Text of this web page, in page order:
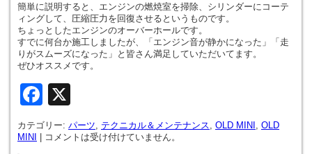
簡単に説明すると、エンジンの燃焼室を掃除、シリンダーにコーテ
ィングして、圧縮圧力を回復させるというものです。
ちょっとしたエンジンのオーバーホールです。
すでに何台か施工しましたが、「エンジン音が静かになった」「走
りがスムーズになった」と皆さん満足していただいてます。
ぜひオススメです。
Facebook
カテゴリー: パーツ テクニカル＆メンテナンス OLD MINI OLD
MINI | コメントは受け付けていません。